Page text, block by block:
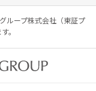
ループ株式会社（東証プ
。